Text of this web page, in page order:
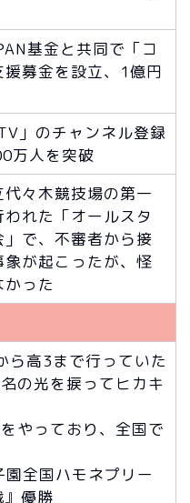
基金と共同で「コ
援募金を設立、1億円
」のチャンネル登録
万人を突破
代々木競技場の第一
れた「オールスタ
」で、不審者から接
象が起こったが、怪
った
ら高3まで行っていた
の光を捩ってヒカキ
やっており、全国で
園全国ハモネプリー
優勝